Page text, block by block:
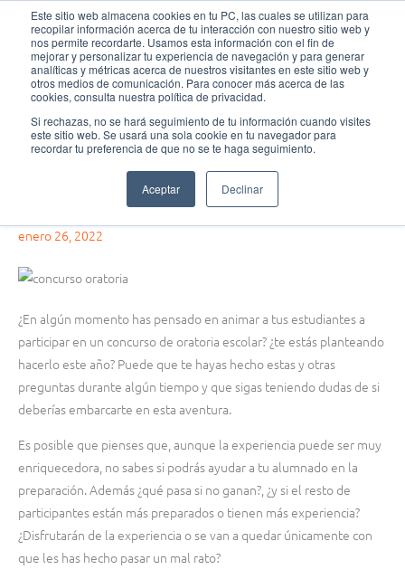
Este sitio web almacena cookies en tu PC, las cuales se utilizan para
recopilar información acerca de tu interacción con nuestro sitio web y
nos permite recordarte. Usamos esta información con el fin de
mejorar y personalizar tu experiencia de navegación y para generar
analíticas y métricas acerca de nuestros visitantes en este sitio web y
otros medios de comunicación. Para conocer más acerca de las
cookies, consulta nuestra política de privacidad.
Si rechazas, no se hará seguimiento de tu información cuando visites
este sitio web. Se usará una sola cookie en tu navegador para
recordar tu preferencia de que no se te haga seguimiento.
Aceptar Declinar
contenido
Fundación Actívate
Consejos oratoria
enero 26, 2022
¿En algún momento has pensado en animar a tus estudiantes a
participar en un concurso de oratoria escolar? ¿te estás planteando
hacerlo este año? Puede que te hayas hecho estas y otras
preguntas durante algún tiempo y que sigas teniendo dudas de si
deberías embarcarte en esta aventura.
Es posible que pienses que, aunque la experiencia puede ser muy
enriquecedora, no sabes si podrás ayudar a tu alumnado en la
preparación. Además ¿qué pasa si no ganan?, ¿y si el resto de
participantes están más preparados o tienen más experiencia?
¿Disfrutarán de la experiencia o se van a quedar únicamente con
que les has hecho pasar un mal rato?